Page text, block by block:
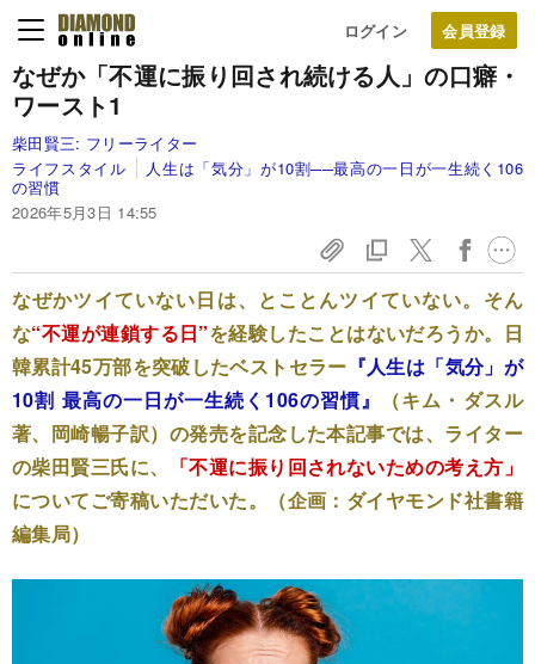
ログイン
なぜか「不運に振り回され続ける人」の口癖・
ワースト1
柴田賢三: フリーライター
ライフスタイル
人生は「気分」が10割──最高の一日が一生続く106
の習慣
2026年5月3日 14:55
なぜかツイていない日は、とことんツイていない。そん
な“不運が連鎖する日”を経験したことはないだろうか。日
韓累計45万部を突破したベストセラー 『人生は「気分」が
10割 最高の一日が一生続く106の習慣』
（キム・ダスル
著、岡崎暢子訳）の発売を記念した本記事では、ライター
の柴田賢三氏に、
「不運に振り回されないための考え方 」
についてご寄稿いただいた。（企画：ダイヤモンド社書籍
編集局）